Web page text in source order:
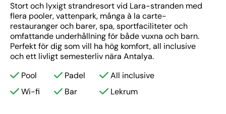
Stort och lyxigt strandresort vid Lara-stranden med
flera pooler, vattenpark, många à la carte-
restauranger och barer, spa, sportfaciliteter och
omfattande underhållning för både vuxna och barn.
Perfekt för dig som vill ha hög komfort, all inclusive
och ett livligt semesterliv nära Antalya.
Pool
Padel
All inclusive
Wi-fi
Bar Lekrum